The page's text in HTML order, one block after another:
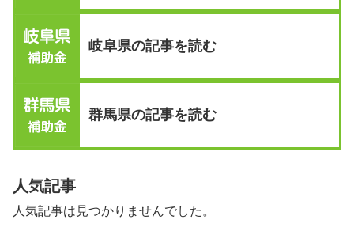
岐阜県の記事を読む
群馬県の記事を読む
人気記事
人気記事は見つかりませんでした。